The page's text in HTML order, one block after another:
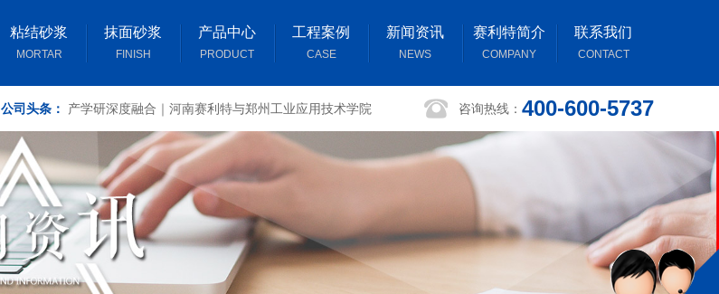
粘结砂浆
MORTAR
抹面砂浆
FINISH
产品中心
PRODUCT
工程案例
CASE
新闻资讯
NEWS
赛利特简介
COMPANY
联系我们
CONTACT
公司头条： 产学研深度融合｜河南赛利特与郑州工业应用技术学院
签订复合板材力学性能专项研究合作合同
咨询热线： 400-600-5737